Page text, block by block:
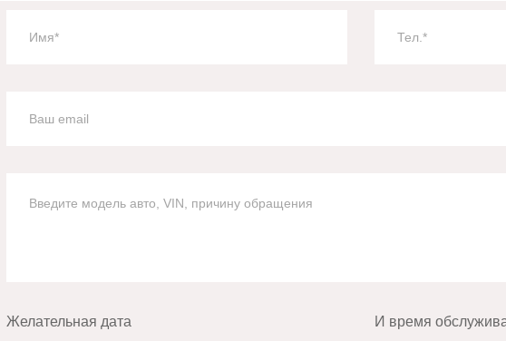
Желательная дата И время